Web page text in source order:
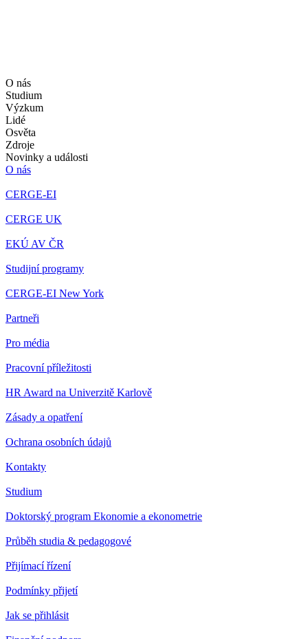
O nás
Studium
Výzkum
Lidé
Osvěta
Zdroje
Novinky a události
O nás
CERGE-EI
CERGE UK
EKÚ AV ČR
Studijní programy
CERGE-EI New York
Partneři
Pro média
Pracovní příležitosti
HR Award na Univerzitě Karlově
Zásady a opatření
Ochrana osobních údajů
Kontakty
Studium
Doktorský program Ekonomie a ekonometrie
Průběh studia & pedagogové
Přijímací řízení
Podmínky přijetí
Jak se přihlásit